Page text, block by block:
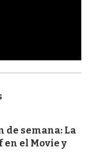
de semana: La
el Movie y